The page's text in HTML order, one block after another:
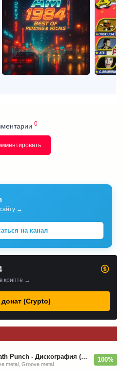
0
→
на канал
крипте →
донат (Crypto)
Five Finger Death Punch - Дискография (2008-2026)
metal, Groove metal
100%